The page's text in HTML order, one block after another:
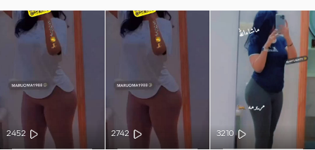
3210
2742
2452